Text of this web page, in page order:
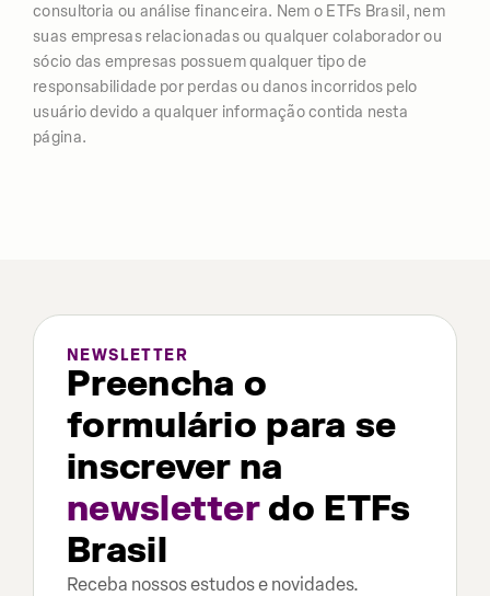
consultoria ou análise financeira. Nem o ETFs Brasil, nem
suas empresas relacionadas ou qualquer colaborador ou
sócio das empresas possuem qualquer tipo de
responsabilidade por perdas ou danos incorridos pelo
usuário devido a qualquer informação contida nesta
página.
NEWSLETTER
Preencha o
formulário para se
inscrever na
newsletterdo ETFs
Brasil
Receba nossos estudos e novidades.